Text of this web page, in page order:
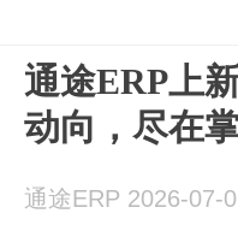
通途ERP上
动向，尽在
通途ERP 2026-07-